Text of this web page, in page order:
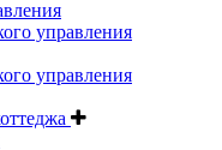
управления
управления